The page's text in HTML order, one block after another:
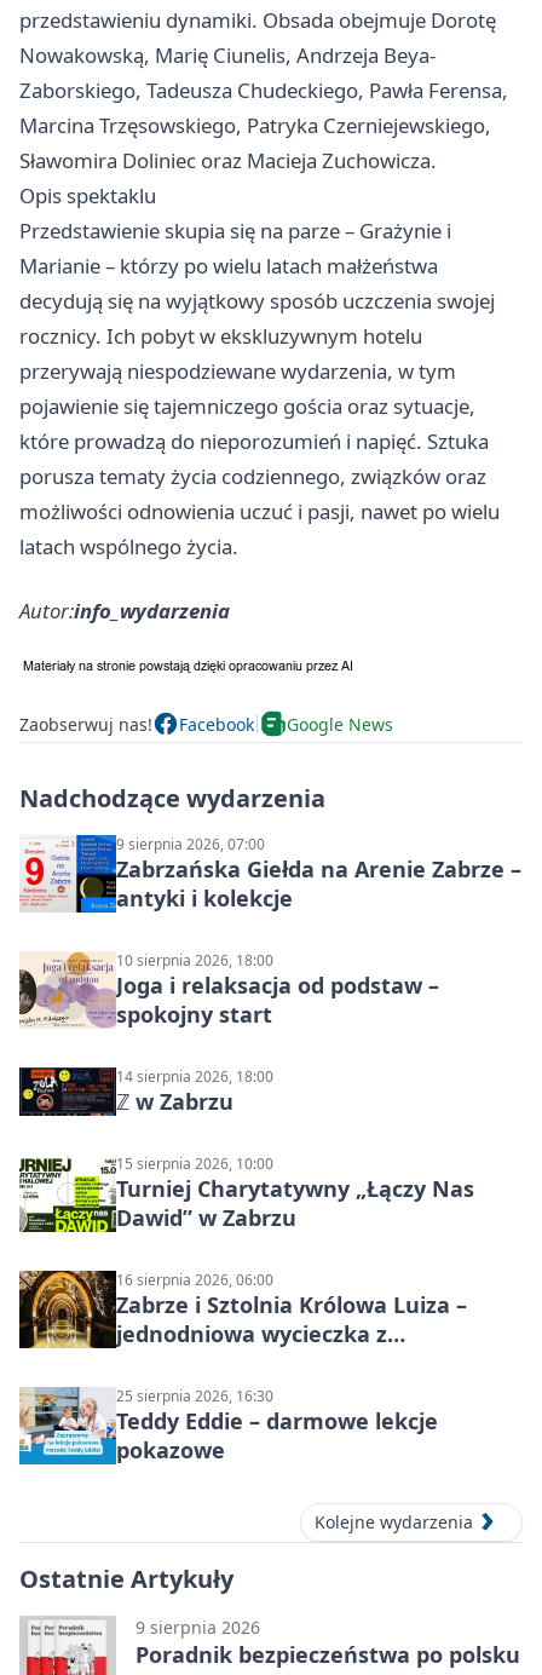
przedstawieniu dynamiki. Obsada obejmuje Dorotę
Nowakowską, Marię Ciunelis, Andrzeja Beya-
Zaborskiego, Tadeusza Chudeckiego, Pawła Ferensa,
Marcina Trzęsowskiego, Patryka Czerniejewskiego,
Sławomira Doliniec oraz Macieja Zuchowicza.
Opis spektaklu
Przedstawienie skupia się na parze – Grażynie i
Marianie – którzy po wielu latach małżeństwa
decydują się na wyjątkowy sposób uczczenia swojej
rocznicy. Ich pobyt w ekskluzywnym hotelu
przerywają niespodziewane wydarzenia, w tym
pojawienie się tajemniczego gościa oraz sytuacje,
które prowadzą do nieporozumień i napięć. Sztuka
porusza tematy życia codziennego, związków oraz
możliwości odnowienia uczuć i pasji, nawet po wielu
latach wspólnego życia.
Autor:info_wydarzenia
Zaobserwuj nas! Facebook Google News
Nadchodzące wydarzenia
9 sierpnia 2026, 07:00
Zabrzańska Giełda na Arenie Zabrze –
antyki i kolekcje
10 sierpnia 2026, 18:00
Joga i relaksacja od podstaw –
spokojny start
14 sierpnia 2026, 18:00
ℤ w Zabrzu
15 sierpnia 2026, 10:00
Turniej Charytatywny „Łączy Nas
Dawid” w Zabrzu
16 sierpnia 2026, 06:00
Zabrze i Sztolnia Królowa Luiza –
jednodniowa wycieczka z
miasta
25 sierpnia 2026, 16:30
Teddy Eddie – darmowe lekcje
pokazowe
Kolejne wydarzenia
Ostatnie Artykuły
9 sierpnia 2026
Poradnik bezpieczeństwa po polsku